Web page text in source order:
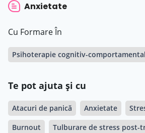
Anxietate
Cu Formare În
Psihoterapie cognitiv-
Te pot ajuta și cu
Atacuri de panică Anxietate
Burnout
Tulburare de stress post-